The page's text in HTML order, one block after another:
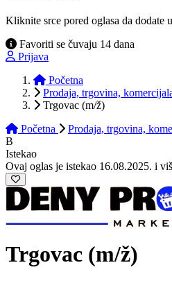
Kliknite srce pored oglasa da dodate
Favoriti se čuvaju 14 dana
Prijava
Početna
Prodaja, trgovina,
Trgovac (m/ž)
Početna
Prodaja, trgovina,
B
Istekao
Ovaj oglas je istekao 16.08.2025. i
Trgovac (m/ž)